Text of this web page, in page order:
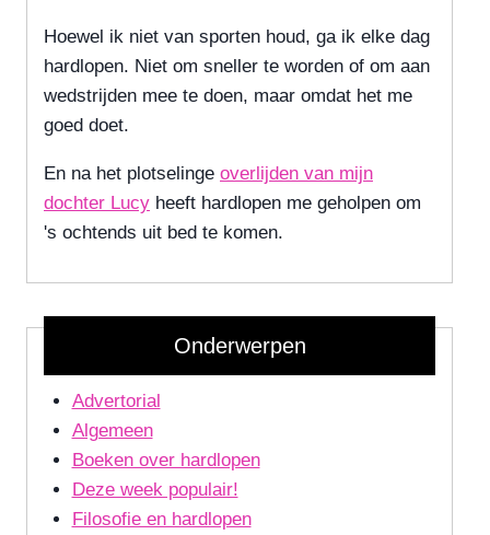
Hoewel ik niet van sporten houd, ga ik elke dag
hardlopen. Niet om sneller te worden of om aan
wedstrijden mee te doen, maar omdat het me
goed doet.
En na het plotselinge overlijden van mijn
dochter Lucy heeft hardlopen me geholpen om
's ochtends uit bed te komen.
Onderwerpen
Advertorial
Algemeen
Boeken over hardlopen
Deze week populair!
Filosofie en hardlopen